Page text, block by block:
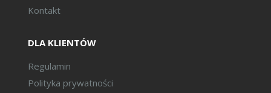
Kontakt
DLA KLIENTÓW
Regulamin
Polityka prywatności